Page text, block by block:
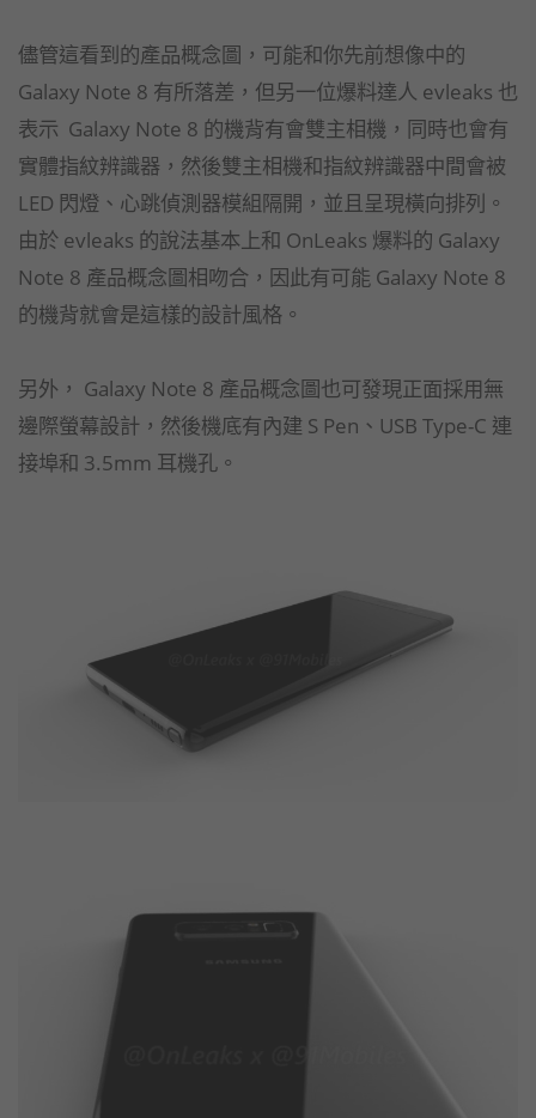
儘管這看到的產品概念圖，可能和你先前想像中的
Galaxy Note 8 有所落差，但另一位爆料達人 evleaks 也
表示 Galaxy Note 8 的機背有會雙主相機，同時也會有
實體指紋辨識器，然後雙主相機和指紋辨識器中間會被
LED 閃燈、心跳偵測器模組隔開，並且呈現橫向排列。
由於 evleaks 的說法基本上和 OnLeaks 爆料的 Galaxy
Note 8 產品概念圖相吻合，因此有可能 Galaxy Note 8
的機背就會是這樣的設計風格。
另外， Galaxy Note 8 產品概念圖也可發現正面採用無
邊際螢幕設計，然後機底有內建 S Pen、USB Type-C 連
接埠和 3.5mm 耳機孔。